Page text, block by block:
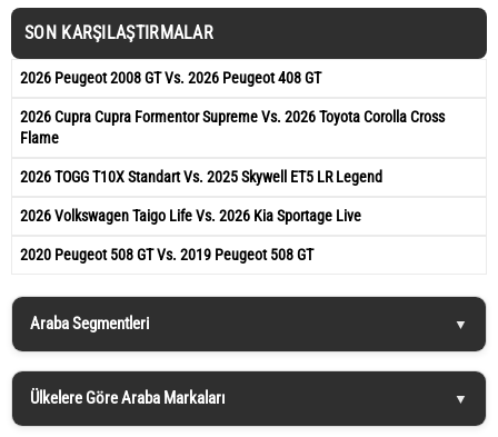
SON KARŞILAŞTIRMALAR
2026 Peugeot 2008 GT Vs. 2026 Peugeot 408 GT
2026 Cupra Cupra Formentor Supreme Vs. 2026 Toyota Corolla Cross
Flame
2026 TOGG T10X Standart Vs. 2025 Skywell ET5 LR Legend
2026 Volkswagen Taigo Life Vs. 2026 Kia Sportage Live
2020 Peugeot 508 GT Vs. 2019 Peugeot 508 GT
Araba Segmentleri
Ülkelere Göre Araba Markaları